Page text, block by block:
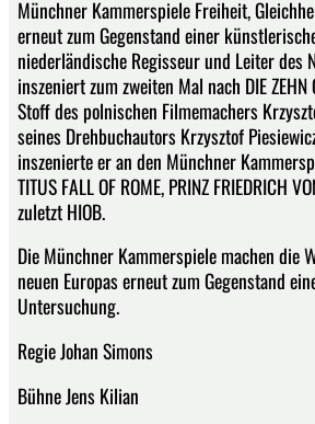
Münchner Kammerspiele Freiheit,
erneut zum Gegenstand einer
niederländische Regisseur und Leiter des
inszeniert zum zweiten Mal nach DIE ZEHN
Stoff des polnischen Filmemachers
seines Drehbuchautors Krzysztof
inszenierte er an den Münchner
TITUS FALL OF ROME, PRINZ FRIEDRICH
zuletzt HIOB.
Die Münchner Kammerspiele machen die
neuen Europas erneut zum Gegenstand
Untersuchung.
Regie Johan Simons
Bühne Jens Kilian